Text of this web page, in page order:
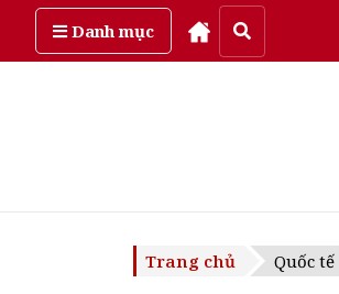
Danh mụcThứ sáu, ngày 7/08/2026
Trang chủ Quốc tế